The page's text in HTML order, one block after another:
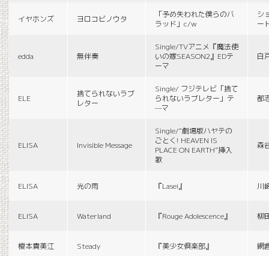
イヤホンズ ヨロコビノウタ
「予め失われた僕らのバ
ラッド」c/w
シ
ー
edda 無伴奏
Single/TVアニメ『魔法使
いの嫁SEASON2』EDテ
ーマ
白
ELE
捨てられないラブ
レター
Single/ フジテレビ「捨て
られないラブレター」テ
—マ
都
ELISA Invisible Message
Single/“劇場版ハヤテの
ごとく! HEAVEN IS
PLACE ON EARTH”挿入
歌
森
ELISA 光の雨 『Lasei』 川
ELISA Waterland 『Rouge Adolescence』 柳
榎本貴美江 Steady 『美少女倶楽部』 網